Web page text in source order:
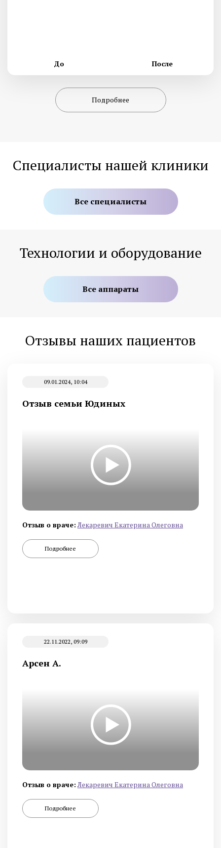
До После
Подробнее
Специалисты нашей клиники
Все специалисты
Технологии и оборудование
Все аппараты
Отзывы наших пациентов
09.01.2024, 10:04
Отзыв семьи Юдиных
Отзыв о враче: Лекаревич Екатерина Олеговна
Подробнее
22.11.2022, 09:09
Арсен А.
Отзыв о враче: Лекаревич Екатерина Олеговна
Подробнее